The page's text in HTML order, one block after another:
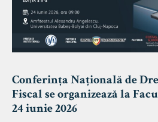
Conferința Națională de
Fiscal se organizează la
24 iunie 2026